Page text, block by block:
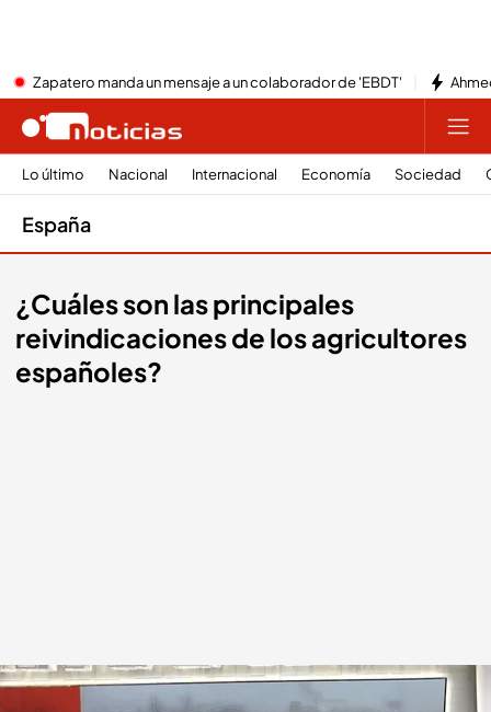
Zapatero manda un mensaje a un colaborador de 'EBDT'
Lo último Nacional Internacional Economía Sociedad
España
¿Cuáles son las principales
reivindicaciones de los agricultores
españoles?
Las reivindicaciones de los agricultores